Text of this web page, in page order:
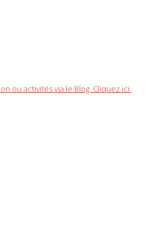
ou activités via le Blog. Cliquez ici.